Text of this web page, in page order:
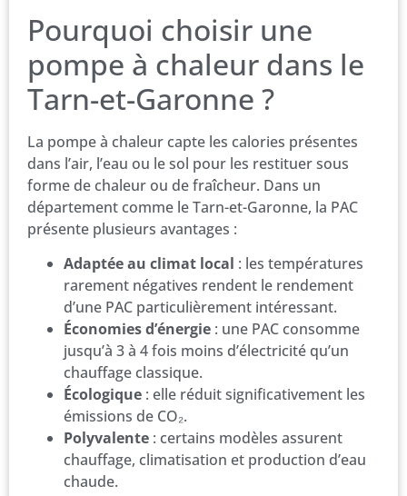
Pourquoi choisir une
pompe à chaleur dans le
Tarn-et-Garonne ?
La pompe à chaleur capte les calories présentes
dans l’air, l’eau ou le sol pour les restituer sous
forme de chaleur ou de fraîcheur. Dans un
département comme le Tarn-et-Garonne, la PAC
présente plusieurs avantages :
Adaptée au climat local : les températures
rarement négatives rendent le rendement
d’une PAC particulièrement intéressant.
Économies d’énergie : une PAC consomme
jusqu’à 3 à 4 fois moins d’électricité qu’un
chauffage classique.
Écologique : elle réduit significativement les
émissions de CO₂.
Polyvalente : certains modèles assurent
chauffage, climatisation et production d’eau
chaude.